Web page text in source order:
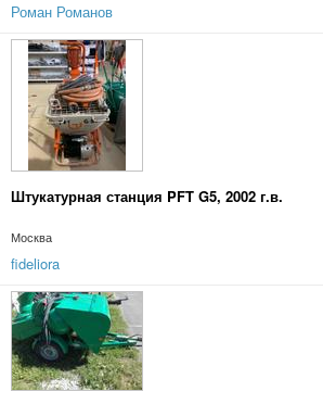
Роман Романов
Штукатурная станция PFT G5, 2002 г.в.
Москва
fideliora